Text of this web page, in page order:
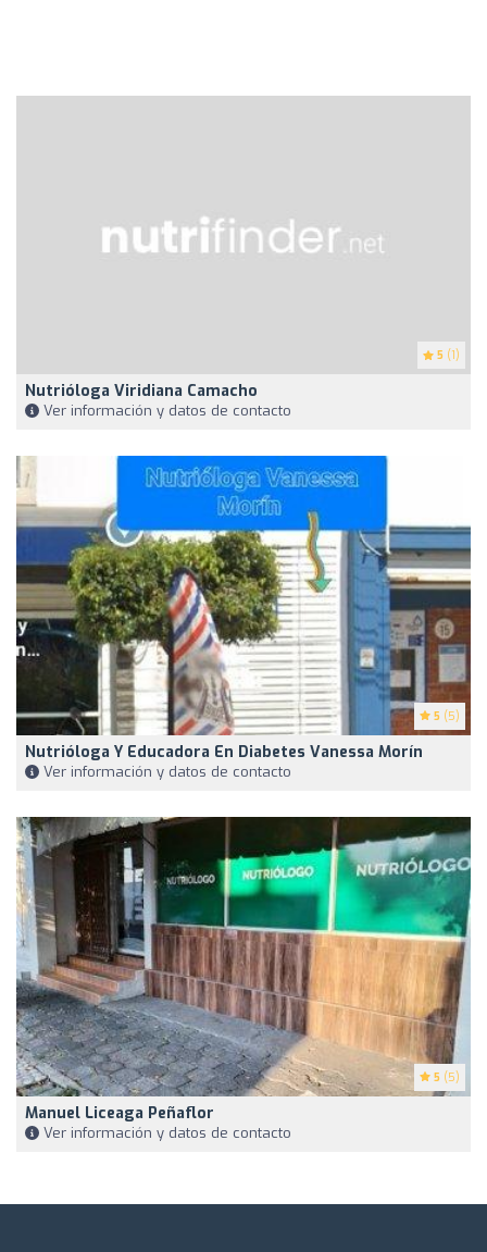
5 (1)
Nutrióloga Viridiana Camacho
Ver información y datos de contacto
5 (5)
Nutrióloga Y Educadora En Diabetes Vanessa Morín
Ver información y datos de contacto
5 (5)
Manuel Liceaga Peñaflor
Ver información y datos de contacto